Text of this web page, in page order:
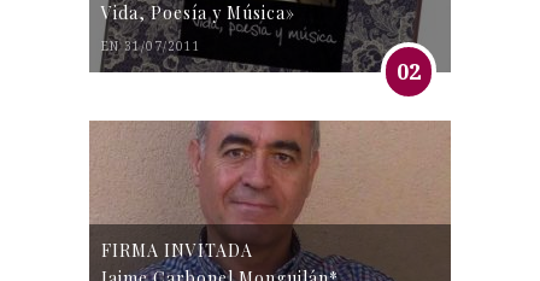
Vida, Poesía y Música»
EN 31/07/2011
02
FIRMA INVITADA